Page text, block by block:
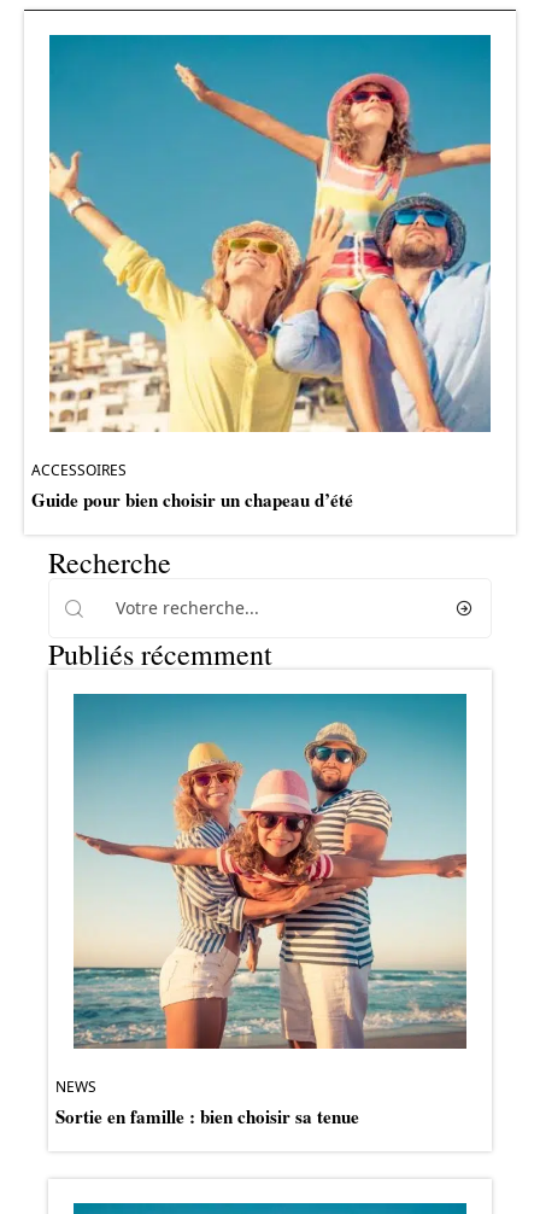
ACCESSOIRES
Guide pour bien choisir un chapeau d’été
Recherche
Publiés récemment
NEWS
Sortie en famille : bien choisir sa tenue